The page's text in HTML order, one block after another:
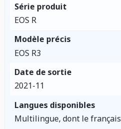
Série produit
EOS R
Modèle précis
EOS R3
Date de sortie
2021-11
Langues disponibles
Multilingue, dont le français